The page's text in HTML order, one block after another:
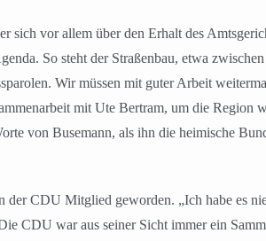
vor allem über den Erhalt des
So steht der Straßenbau, etwa
Wir müssen mit guter Arbeit
mit Ute Bertram, um die Region
von Busemann, als ihn die heimische
CDU Mitglied geworden. „Ich habe es
CDU war aus seiner Sicht immer ein